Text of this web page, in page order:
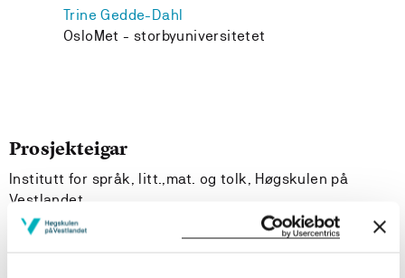
Trine Gedde-Dahl
OsloMet - storbyuniversitetet
Prosjekteigar
Institutt for språk, litt.,mat. og tolk, Høgskulen på
Vestlandet
Prosjektperiode